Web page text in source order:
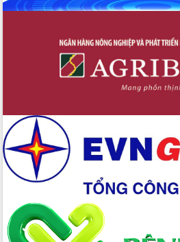
Đắk Lắk rà soát, điều chỉnh Đề án 190
Phó Chủ tịch UBND tỉnh Đắk Lắk
Trương Công Thái kiểm tra thực địa
Dự án cao tốc Khánh Hòa - Buôn Ma
sản sống” trong dòng chảy toàn cầu
Xây dựng nông thôn mới: Nâng cao đời
sống người dân từ những mô hình thiết
thực
Quyết liệt tháo gỡ vướng mắc, đẩy
nhanh tiến độ các dự án trọng điểm
trong Khu kinh tế Nam Phú Yên
Hòn Yến phát triển du lịch gắn với bảo
tồn biển